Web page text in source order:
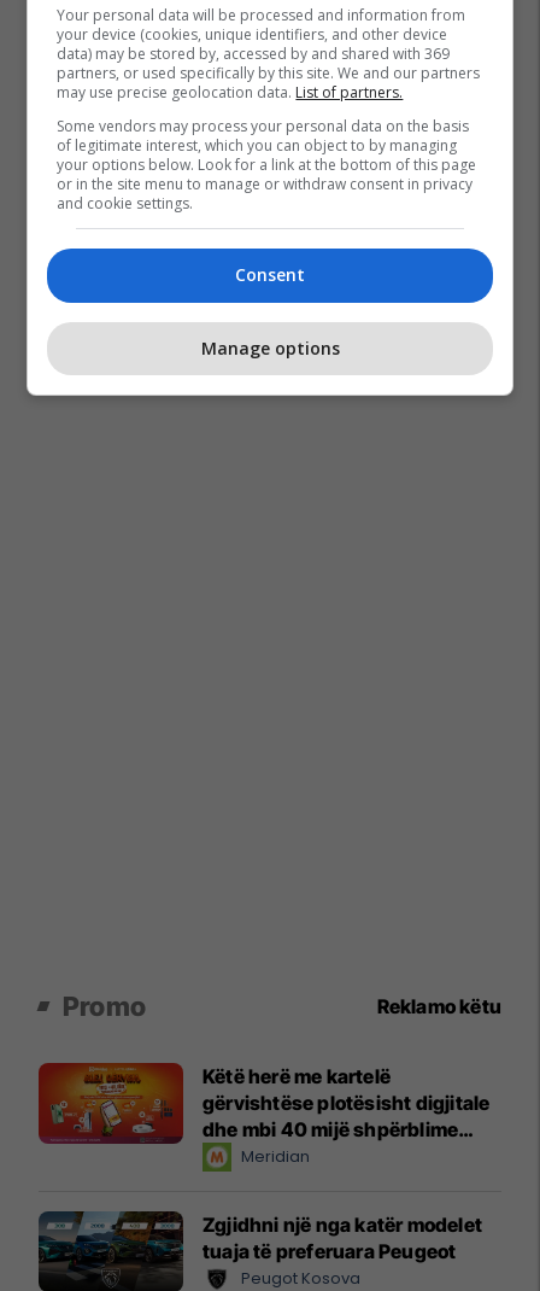
Miliarderët Pasuria E Miliarderëve
Britania E Madhe
Londra
Promo Reklamo këtu
Këtë herë me kartelë
gërvishtëse plotësisht digjitale
dhe mbi 40 mijë shpërblime
instant!Meridian
Zgjidhni një nga katër modelet
tuaja të preferuara Peugeot
Peugot Kosova
Your personal data will be processed and information from
your device (cookies, unique identifiers, and other device
data) may be stored by, accessed by and shared with 369
partners, or used specifically by this site. We and our partners
may use precise geolocation data. List of partners.
Some vendors may process your personal data on the basis
of legitimate interest, which you can object to by managing
your options below. Look for a link at the bottom of this page
or in the site menu to manage or withdraw consent in privacy
and cookie settings.
Consent
Manage options